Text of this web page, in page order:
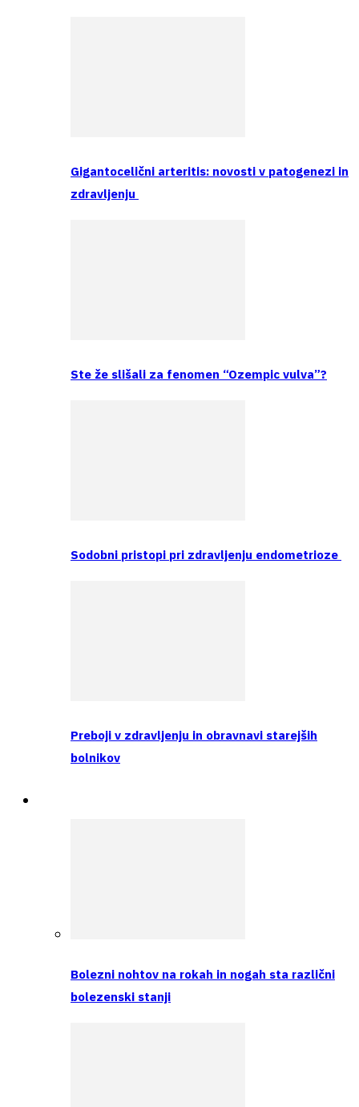
Gigantocelični arteritis: novosti v patogenezi in
zdravljenju
Ste že slišali za fenomen “Ozempic vulva”?
Sodobni pristopi pri zdravljenju endometrioze
Preboji v zdravljenju in obravnavi starejših
bolnikov
Bolezni nohtov na rokah in nogah sta različni
bolezenski stanji